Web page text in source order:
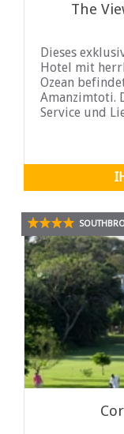
The
Dieses
Hotel mit
Ozean
Amanzimtoti.
Service und
Luxuriöse,
individuell
eingerichtet ...